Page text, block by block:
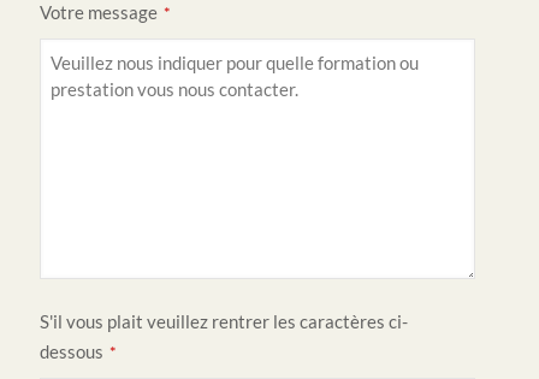
Votre message *
S'il vous plait veuillez rentrer les caractères ci-
dessous *